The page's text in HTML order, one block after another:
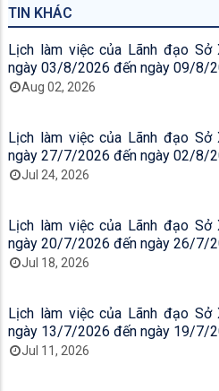
TIN KHÁC
Lịch làm việc của Lãnh đạo Sở
ngày 03/8/2026 đến ngày 09/8/
Aug 02, 2026
Lịch làm việc của Lãnh đạo Sở
ngày 27/7/2026 đến ngày 02/8/
Jul 24, 2026
Lịch làm việc của Lãnh đạo Sở
ngày 20/7/2026 đến ngày 26/7/
Jul 18, 2026
Lịch làm việc của Lãnh đạo Sở
ngày 13/7/2026 đến ngày 19/7/
Jul 11, 2026